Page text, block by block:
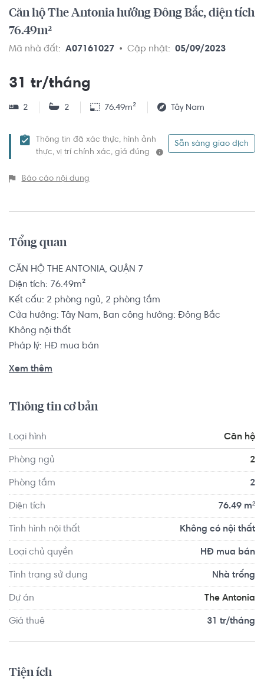
Căn hộ The Antonia hướng Đông Bắc, diện tích
76.49m²
Mã nhà đất: A07161027 Cập nhật: 05/09/2023
31 tr/tháng
2 2 76.49m² Tây Nam
Thông tin đã xác thực, hình ảnh
thực, vị trí chính xác, giá đúng
Sẵn sàng giao dịch
Báo cáo nội dung
Tổng quan
CĂN HỘ THE ANTONIA, QUẬN 7
Diện tích: 76.49m²
Kết cấu: 2 phòng ngủ, 2 phòng tắm
Cửa hướng: Tây Nam, Ban công hướng: Đông Bắc
Không nội thất
Pháp lý: HĐ mua bán
Quản trị doanh nghiệp 0.8 km... Tọa lạc tại vị trí thuận tiện
trí xung quanh như: Phòng khám Đa khoa Thái Hòa, Trạm
Y Tế Phường Tân Phú Quận 7...
Xem thêm
Thông tin cơ bản
Loại hình Căn hộ
Phòng ngủ 2
Phòng tắm 2
Diện tích 76.49 m²
Tình hình nội thất Không có nội thất
Loại chủ quyền HĐ mua bán
Tình trạng sử dụng Nhà trống
Dự án The Antonia
Giá thuê 31 tr/tháng
Tiện ích